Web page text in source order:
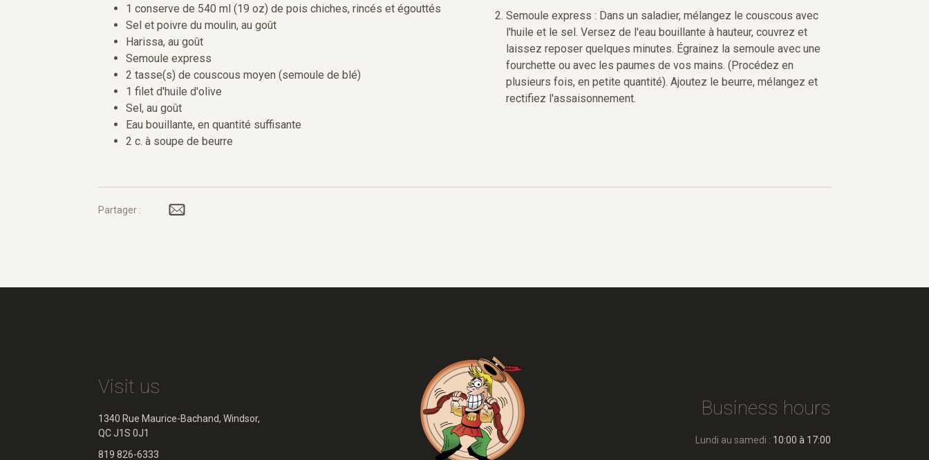
1 conserve de 540 ml (19 oz) de pois chiches, rincés et égouttés
Sel et poivre du moulin, au goût
Harissa, au goût
Semoule express
2 tasse(s) de couscous moyen (semoule de blé)
1 filet d'huile d'olive
Sel, au goût
Eau bouillante, en quantité suffisante
2 c. à soupe de beurre
Semoule express : Dans un saladier, mélangez le couscous avec
l'huile et le sel. Versez de l'eau bouillante à hauteur, couvrez et
laissez reposer quelques minutes. Égrainez la semoule avec une
fourchette ou avec les paumes de vos mains. (Procédez en
plusieurs fois, en petite quantité). Ajoutez le beurre, mélangez et
rectifiez l'assaisonnement.
Partager :
Visit us
1340 Rue Maurice-Bachand, Windsor,
QC J1S 0J1
819 826-6333
Business hours
Lundi au samedi : 10:00 à 17:00